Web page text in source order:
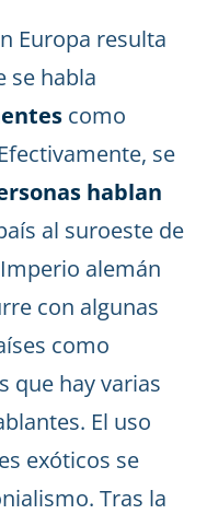
Europa resulta
se habla
como
se
hablan
al suroeste de
alemán
con algunas
como
que hay varias
El uso
exóticos se
Tras la